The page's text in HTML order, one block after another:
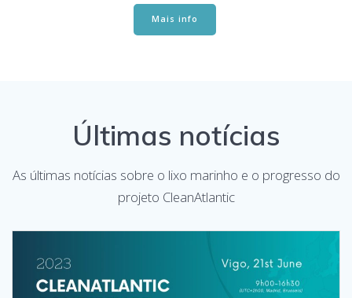
Mais info
Últimas notícias
As últimas notícias sobre o lixo marinho e o progresso do
projeto CleanAtlantic